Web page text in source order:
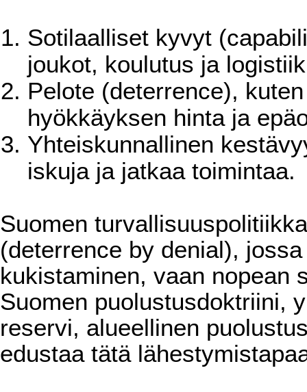
Sotilaalliset kyvyt
joukot, koulutus ja
Pelote (deterrence),
hyökkäyksen hinta ja
Yhteiskunnallinen
iskuja ja jatkaa toimintaa.
Suomen
(deterrence by denial),
kukistaminen, vaan nopean
Suomen puolustusdoktriini,
reservi, alueellinen
edustaa tätä